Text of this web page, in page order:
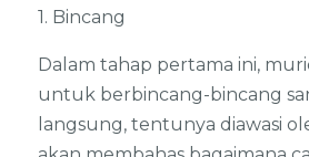
1. Bincang
Dalam tahap pertama ini,
untuk berbincang-bincang
langsung, tentunya diawasi